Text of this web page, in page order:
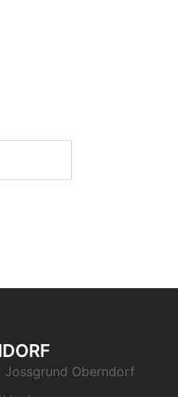
Jossgrund Oberndorf